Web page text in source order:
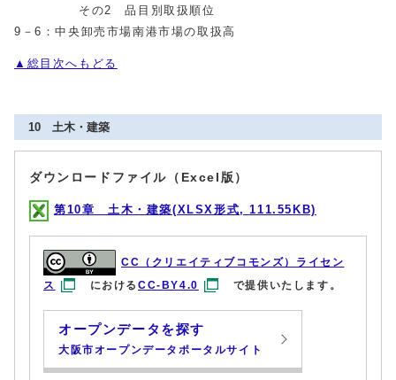
その2 品目別取扱順位
9－6：中央卸売市場南港市場の取扱高
▲総目次へもどる
10 土木・建築
ダウンロードファイル（Excel版）
第10章 土木・建築(XLSX形式, 111.55KB)
CC（クリエイティブコモンズ）ライセン
ス
におけるCC-BY4.0 で提供いたします。
オープンデータを探す
大阪市オープンデータポータルサイト